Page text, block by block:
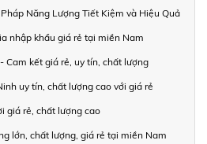
Năng Lượng Tiết Kiệm và Hiệu Quả
nhập khẩu giá rẻ tại miền Nam
Cam kết giá rẻ, uy tín, chất lượng
uy tín, chất lượng cao với giá rẻ
giá rẻ, chất lượng cao
lớn, chất lượng, giá rẻ tại miền Nam